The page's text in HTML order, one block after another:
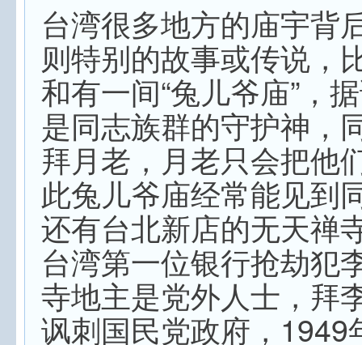
台湾很多地方的庙宇背
则特别的故事或传说，
和有一间“兔儿爷庙”，
是同志族群的守护神，
拜月老，月老只会把他
此兔儿爷庙经常能见到
还有台北新店的无天禅
台湾第一位银行抢劫犯
寺地主是党外人士，拜
讽刺国民党政府，1949